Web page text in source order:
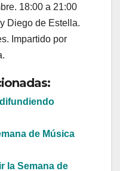
18:00 a 21:00
Diego de Estella.
Impartido por
de Música
la Semana de